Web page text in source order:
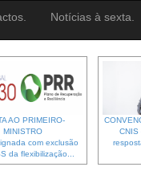
Notícias à sexta.
AO PRIMEIRO-
MINISTRO
com exclusão
da flexibilização...
CNIS